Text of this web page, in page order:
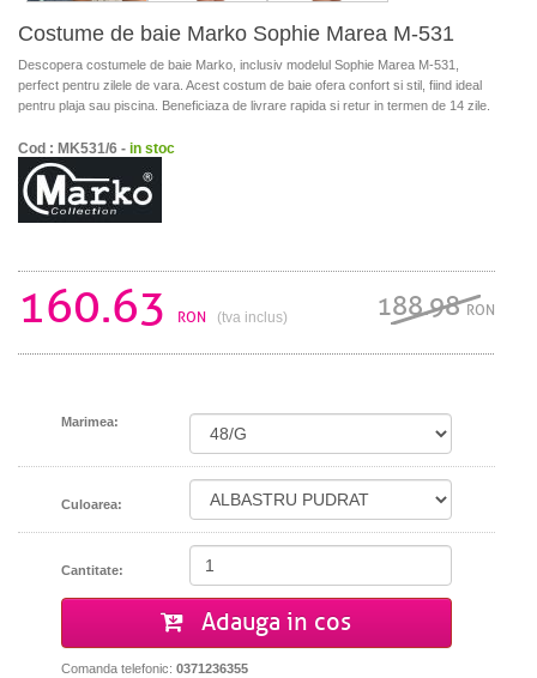
Costume de baie Marko Sophie Marea M-531
Descopera costumele de baie Marko, inclusiv modelul Sophie Marea M-531,
perfect pentru zilele de vara. Acest costum de baie ofera confort si stil, fiind ideal
pentru plaja sau piscina. Beneficiaza de livrare rapida si retur in termen de 14 zile.
Cod : MK531/6 - in stoc
160.63 RON (tva inclus) 188.98RON
Marimea:
Culoarea:
Cantitate:
Adauga in cos
Comanda telefonic: 0371236355